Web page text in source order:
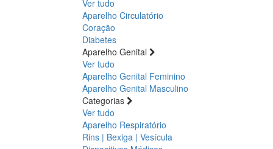
Ver tudo
Aparelho Circulatório
Coração
Diabetes
Aparelho Genital
Ver tudo
Aparelho Genital Feminino
Aparelho Genital Masculino
Categorias
Ver tudo
Aparelho Respiratório
Rins | Bexiga | Vesícula